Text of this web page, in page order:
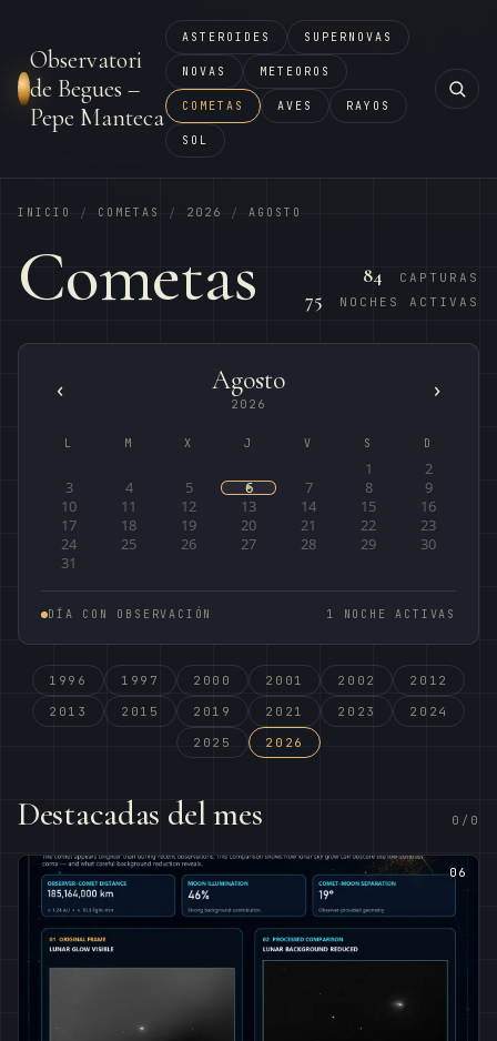
Observatori
de Begues –
Pepe Manteca
ASTEROIDES SUPERNOVAS
NOVAS METEOROS
COMETAS AVES RAYOS
SOL
INICIO / COMETAS / 2026 / AGOSTO
Cometas 84 CAPTURAS
75 NOCHES ACTIVAS
‹ Agosto
2026
›
L M X J V S D
1
2
3
4 5 6 7 8
9
10
11 12 13 14 15
16
17
18 19 20 21 22
23
24
25 26 27 28 29
30
31
DÍA CON OBSERVACIÓN 1 NOCHE ACTIVAS
1996 1997 2000 2001 2002
2012
2013
2015 2019 2021 2023
2024
2025
2026
Destacadas del mes 0/0
06